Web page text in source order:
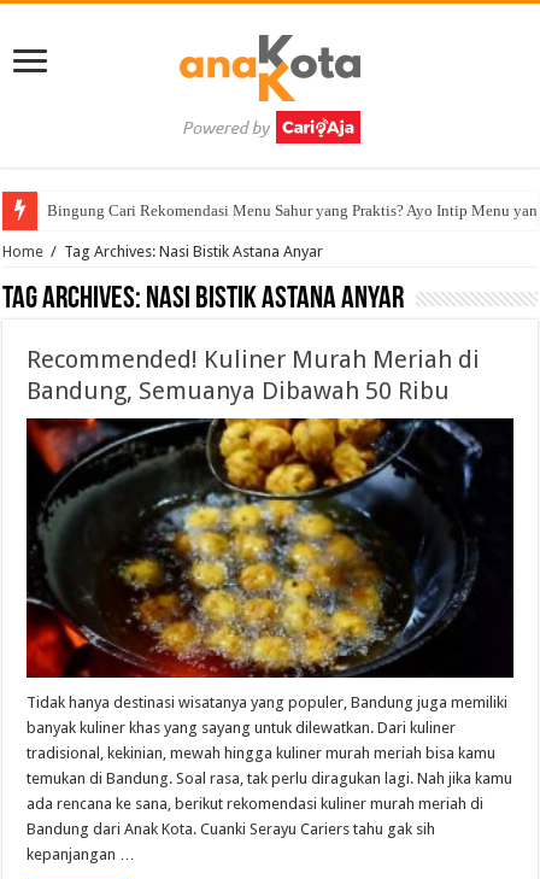
Bingung Cari Rekomendasi Menu Sahur yang Praktis? Ayo Intip Menu
Home / Tag Archives: Nasi Bistik Astana Anyar
Tag Archives: Nasi Bistik Astana Anyar
Recommended! Kuliner Murah Meriah di
Bandung, Semuanya Dibawah 50 Ribu
Tidak hanya destinasi wisatanya yang populer, Bandung juga memiliki
banyak kuliner khas yang sayang untuk dilewatkan. Dari kuliner
tradisional, kekinian, mewah hingga kuliner murah meriah bisa kamu
temukan di Bandung. Soal rasa, tak perlu diragukan lagi. Nah jika kamu
ada rencana ke sana, berikut rekomendasi kuliner murah meriah di
Bandung dari Anak Kota. Cuanki Serayu Cariers tahu gak sih
kepanjangan …